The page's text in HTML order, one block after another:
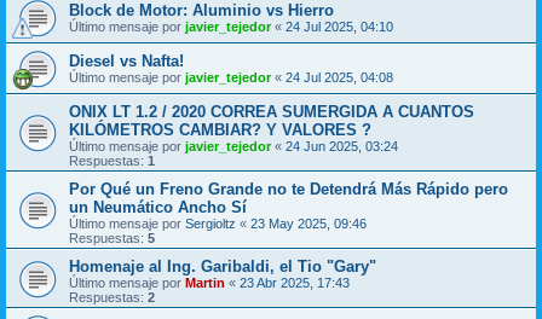
Block de Motor: Aluminio vs Hierro
Último mensaje por javier_tejedor« 24 Jul 2025, 04:10
Diesel vs Nafta!
Último mensaje por javier_tejedor« 24 Jul 2025, 04:08
ONIX LT 1.2 / 2020 CORREA SUMERGIDA A CUANTOS
KILÓMETROS CAMBIAR? Y VALORES ?
Último mensaje por javier_tejedor« 24 Jun 2025, 03:24
Respuestas: 1
Por Qué un Freno Grande no te Detendrá Más Rápido pero
un Neumático Ancho Sí
Último mensaje por Sergioltz « 23 May 2025, 09:46
Respuestas: 5
Homenaje al Ing. Garibaldi, el Tio "Gary"
Último mensaje por Martin « 23 Abr 2025, 17:43
Respuestas: 2